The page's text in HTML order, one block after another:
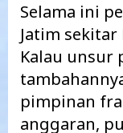
Selama ini
Jatim
Kalau unsur
pimpinan
anggaran,